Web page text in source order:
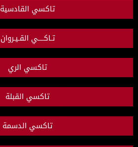
تاكسي القادسية
تـاكــــي القـيـروان
تاكسي الري
تاكسي القبلة
تاكسي الدسمة